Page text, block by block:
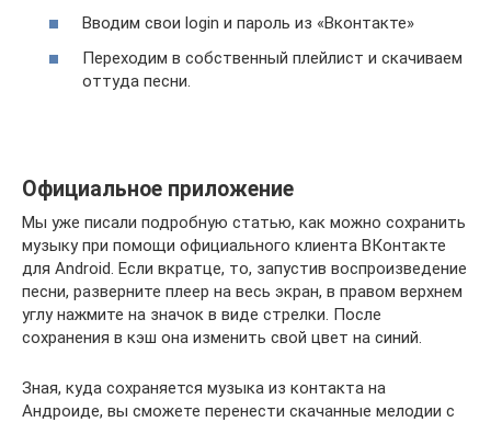
Вводим свои login и пароль из «Вконтакте»
Переходим в собственный плейлист и скачиваем
оттуда песни.
Официальное приложение
Мы уже писали подробную статью, как можно сохранить
музыку при помощи официального клиента ВКонтакте
для Android. Если вкратце, то, запустив воспроизведение
песни, разверните плеер на весь экран, в правом верхнем
углу нажмите на значок в виде стрелки. После
сохранения в кэш она изменить свой цвет на синий.
Зная, куда сохраняется музыка из контакта на
Андроиде, вы сможете перенести скачанные мелодии с